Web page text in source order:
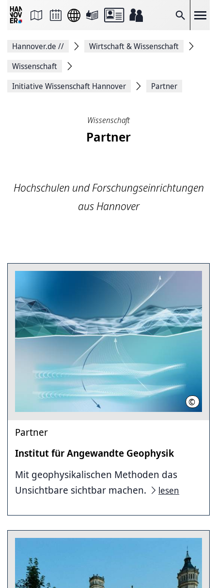
Suche
Seite
Facebook
teilen
Seitenlink
Hannover.de //
Wirtschaft & Wissenschaft
Wissenschaft
Initiative Wissenschaft Hannover
Partner
Wissenschaft
Partner
Hochschulen und Forschungseinrichtungen
aus Hannover
© LIAG
Partner
Institut für Angewandte Geophysik
Mit geophysikalischen Methoden das
Unsichtbare sichtbar machen.
lesen